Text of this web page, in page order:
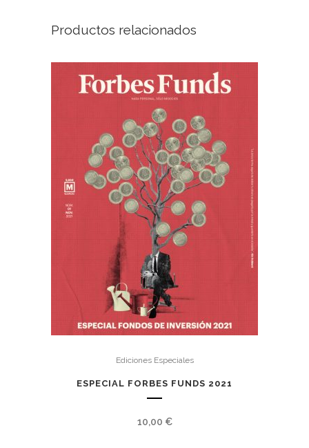
Productos relacionados
Ediciones Especiales
ESPECIAL FORBES FUNDS 2021
10,00 €